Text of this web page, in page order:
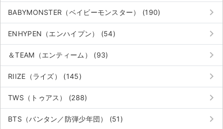
BABYMONSTER（ベイビーモンスター） (190) keyboard_arrow_right
ENHYPEN（エンハイプン） (54) keyboard_arrow_right
＆TEAM（エンティーム） (93) keyboard_arrow_right
RIIZE（ライズ） (145) keyboard_arrow_right
TWS（トゥアス） (288) keyboard_arrow_right
BTS（バンタン／防弾少年団） (51) keyboard_arrow_right